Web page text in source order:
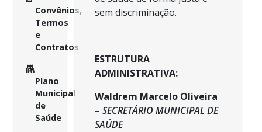
Convênios,
Termos
e
Contratos
Plano
Municipal
de
Saúde
sem discriminação.
ESTRUTURA
ADMINISTRATIVA:
Waldrem Marcelo Oliveira
– SECRETÁRIO MUNICIPAL DE
SAÚDE